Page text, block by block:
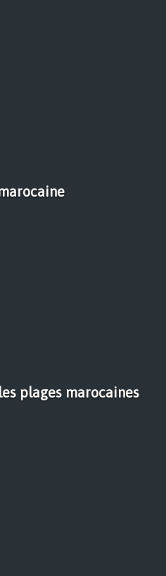
plages marocaines